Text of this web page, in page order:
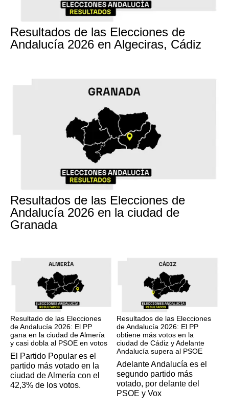
Resultados de las Elecciones de
Andalucía 2026 en Algeciras, Cádiz
Resultados de las Elecciones de
Andalucía 2026 en la ciudad de
Granada
Resultado de las Elecciones
de Andalucía 2026: El PP
gana en la ciudad de Almería
y casi dobla al PSOE en votos
El Partido Popular es el
partido más votado en la
ciudad de Almería con el
42,3% de los votos.
Resultados de las Elecciones
de Andalucía 2026: El PP
obtiene más votos en la
ciudad de Cádiz y Adelante
Andalucía supera al PSOE
Adelante Andalucía es el
segundo partido más
votado, por delante del
PSOE y Vox